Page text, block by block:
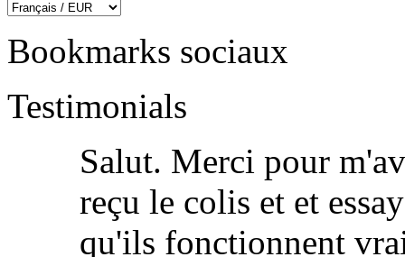
Bookmarks sociaux
Testimonials
Salut. Merci pour
reçu le colis et et
qu'ils fonctionnent